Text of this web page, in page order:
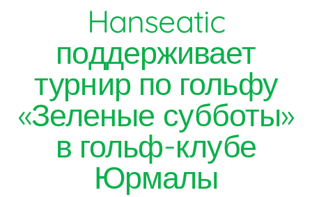
Hanseatic
поддерживает
турнир по гольфу
«Зеленые субботы»
в гольф-клубе
Юрмалы